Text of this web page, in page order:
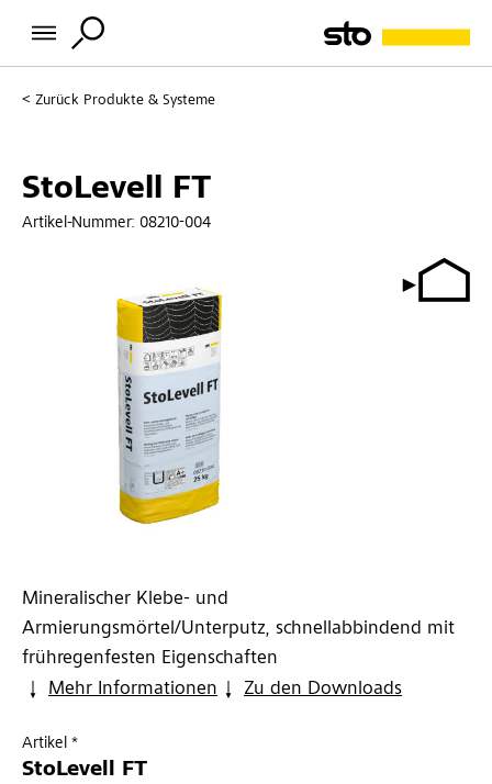
Zurück Produkte & Systeme
StoLevell FT
Artikel-Nummer: 08210-004
Mineralischer Klebe- und
Armierungsmörtel/Unterputz, schnellabbindend mit
frühregenfesten Eigenschaften
Mehr Informationen
Zu den Downloads
Artikel *
StoLevell FT